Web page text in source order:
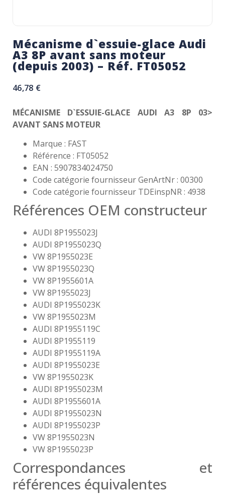
Mécanisme d`essuie-glace Audi
A3 8P avant sans moteur
(depuis 2003) – Réf. FT05052
46,78 €
MÉCANISME D`ESSUIE-GLACE AUDI A3 8P 03>
AVANT SANS MOTEUR
Marque : FAST
Référence : FT05052
EAN : 5907834024750
Code catégorie fournisseur GenArtNr : 00300
Code catégorie fournisseur TDEinspNR : 4938
Références OEM constructeur
AUDI 8P1955023J
AUDI 8P1955023Q
VW 8P1955023E
VW 8P1955023Q
VW 8P1955601A
VW 8P1955023J
AUDI 8P1955023K
VW 8P1955023M
AUDI 8P1955119C
AUDI 8P1955119
AUDI 8P1955119A
AUDI 8P1955023E
VW 8P1955023K
AUDI 8P1955023M
AUDI 8P1955601A
AUDI 8P1955023N
AUDI 8P1955023P
VW 8P1955023N
VW 8P1955023P
Correspondances et
références équivalentes